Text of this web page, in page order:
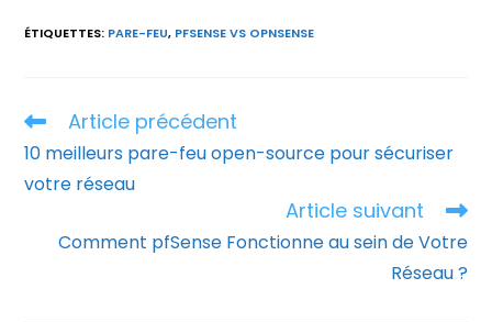
ÉTIQUETTES: PARE-FEU, PFSENSE VS OPNSENSE
Read
more
articles
Article précédent
10 meilleurs pare-feu open-source pour sécuriser
votre réseau
Article suivant
Comment pfSense Fonctionne au sein de Votre
Réseau ?